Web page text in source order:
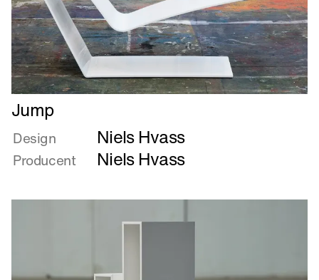
Læs
mere
om
Jump
Jump
Design Niels Hvass
Producent Niels Hvass